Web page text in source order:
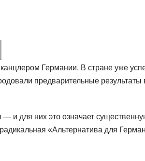
Германии. В стране уже
предварительные
и для них это означает
«Альтернатива для